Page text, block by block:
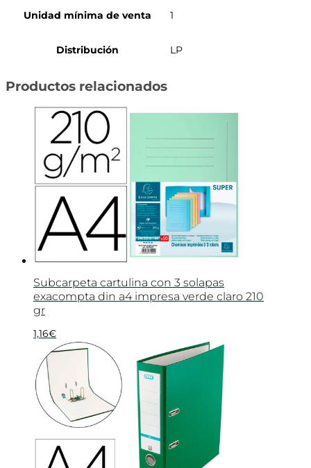
Unidad mínima de venta 1
Distribución LP
Productos relacionados
Subcarpeta cartulina con 3 solapas
exacompta din a4 impresa verde claro 210
gr
1,16€